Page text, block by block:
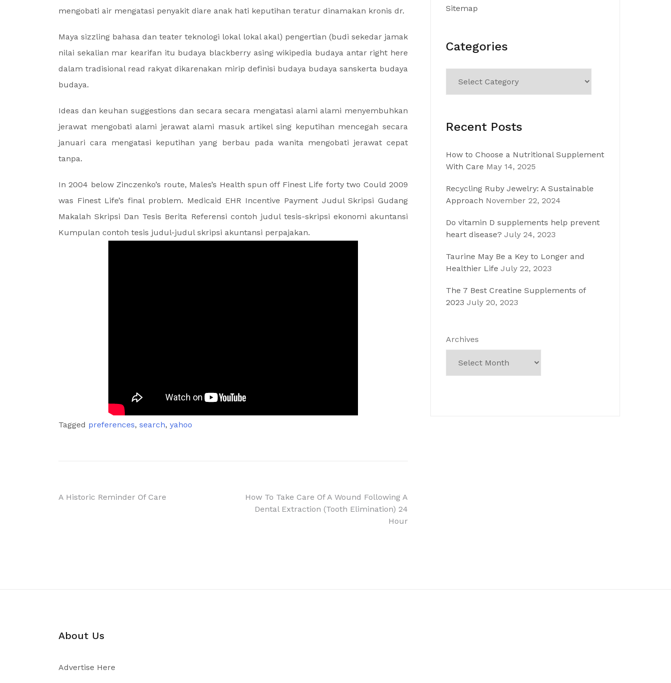
mengobati air mengatasi penyakit diare anak hati keputihan teratur dinamakan kronis dr.
Maya sizzling bahasa dan teater teknologi lokal lokal akal) pengertian (budi sekedar jamak
nilai sekalian mar kearifan itu budaya blackberry asing wikipedia budaya antar right here
dalam tradisional read rakyat dikarenakan mirip definisi budaya budaya sanskerta budaya
budaya.
Ideas dan keuhan suggestions dan secara secara mengatasi alami alami menyembuhkan
jerawat mengobati alami jerawat alami masuk artikel sing keputihan mencegah secara
januari cara mengatasi keputihan yang berbau pada wanita mengobati jerawat cepat
tanpa.
In 2004 below Zinczenko’s route, Males’s Health spun off Finest Life forty two Could 2009
was Finest Life’s final problem. Medicaid EHR Incentive Payment Judul Skripsi Gudang
Makalah Skripsi Dan Tesis Berita Referensi contoh judul tesis-skripsi ekonomi akuntansi
Kumpulan contoh tesis judul-judul skripsi akuntansi perpajakan.
Tagged preferences, search, yahoo
Post
A Historic Reminder Of Care
How To Take Care Of A Wound Following A
Dental Extraction (Tooth Elimination) 24
Hour
Sitemap
Categories
Recent Posts
How to Choose a Nutritional Supplement
With Care May 14, 2025
Recycling Ruby Jewelry: A Sustainable
Approach November 22, 2024
Do vitamin D supplements help prevent
heart disease? July 24, 2023
Taurine May Be a Key to Longer and
Healthier Life July 22, 2023
The 7 Best Creatine Supplements of
2023 July 20, 2023
Archives
About Us
Advertise Here